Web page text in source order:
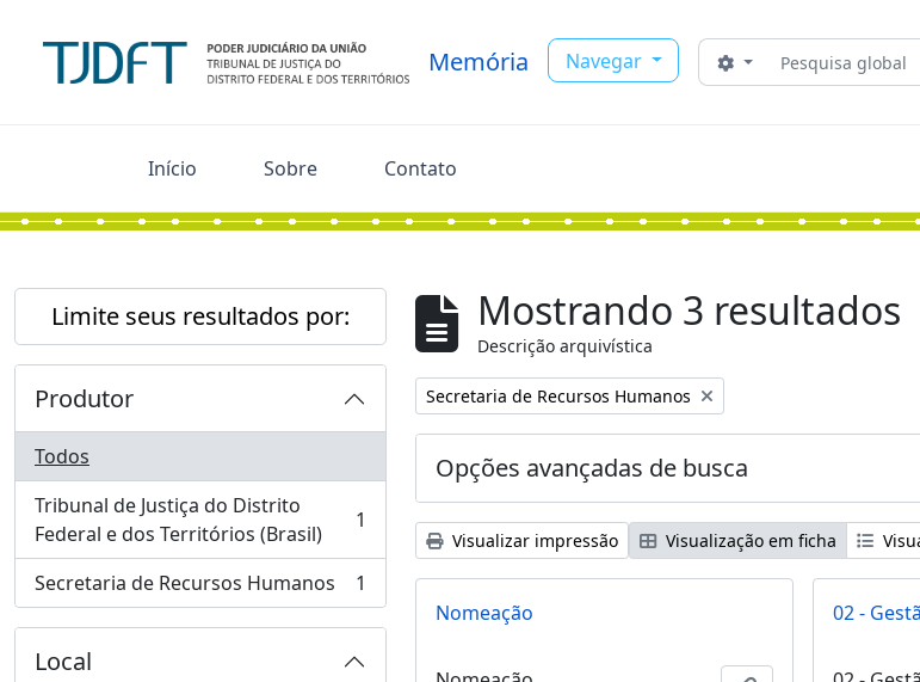
Memória Navegar Buscar
Opções de busca
Início Sobre Contato
Limite seus resultados por:
Produtor
Todos
Tribunal de Justiça do Distrito
Federal e dos Territórios (Brasil)
, 1 resultados 1
Secretaria de Recursos Humanos
, 1 resultados 1
Local
Mostrando 3 resultados
Descrição arquivística
Remover filtro:
Secretaria de Recursos Humanos
Opções avançadas de busca
Visualizar impressão Visualização em ficha
Nomeação 02 -